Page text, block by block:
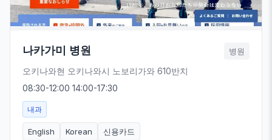
나카가미 병원 병원
오키나와현 오키나와시 노보리가와 610반치
08:30-12:00 14:00-17:30
내과
English Korean 신용카드